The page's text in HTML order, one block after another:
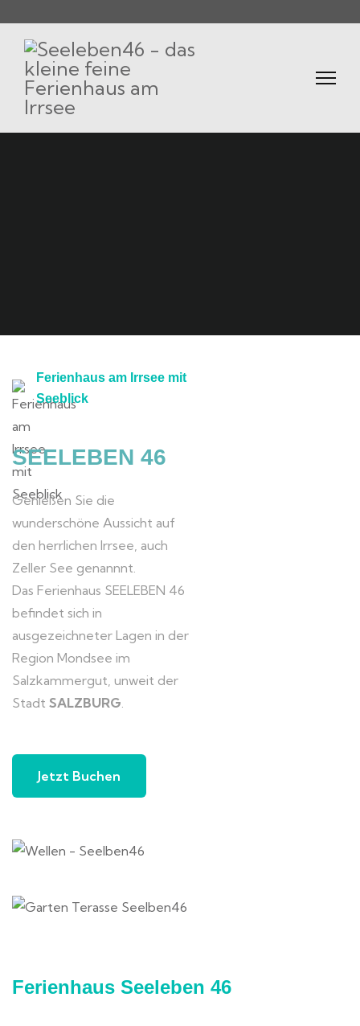
Ferienhaus am Irrsee mit
Seeblick
SEELEBEN 46
Genießen Sie die
wunderschöne Aussicht auf
den herrlichen Irrsee, auch
Zeller See genannnt.
Das Ferienhaus SEELEBEN 46
befindet sich in
ausgezeichneter Lagen in der
Region Mondsee im
Salzkammergut, unweit der
Stadt SALZBURG.
Jetzt Buchen
Ferienhaus Seeleben 46